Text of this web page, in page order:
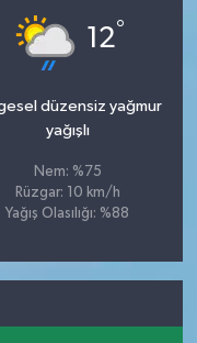
12°
düzensiz yağmur
yağışlı
Nem: %75
Rüzgar: 10 km/h
Yağış Olasılığı: %88